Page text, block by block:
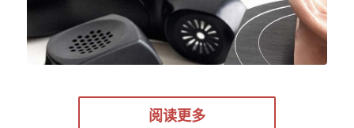
阅读更多